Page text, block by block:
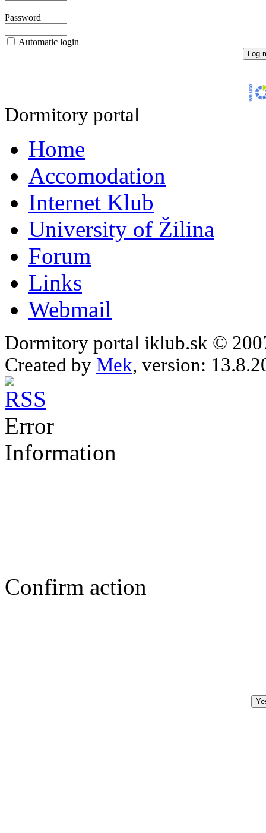
Password
Automatic login
Dormitory portal
Home
Accomodation
Internet Klub
University of Žilina
Forum
Links
Webmail
Dormitory portal iklub.sk ©
Created by Mek, version:
Error
Information
Confirm action